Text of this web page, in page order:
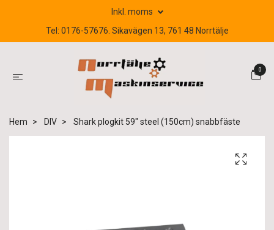
Inkl. moms
Tel: 0176-57676. Sikavägen 13, 761 48 Norrtälje
0
Hem DIV Shark plogkit 59" steel (150cm) snabbfäste